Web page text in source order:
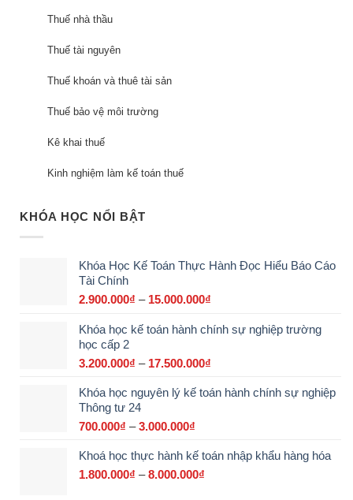
Thuế nhà thầu
Thuế tài nguyên
Thuế khoán và thuê tài sản
Thuế bảo vệ môi trường
Kê khai thuế
Kinh nghiệm làm kế toán thuế
KHÓA HỌC NỔI BẬT
Khóa Học Kế Toán Thực Hành Đọc Hiểu Báo Cáo
Tài Chính
2.900.000₫ – 15.000.000₫
từ
Khóa học kế toán hành chính sự nghiệp trường
học cấp 2
3.200.000₫ – 17.500.000₫
từ
Khóa học nguyên lý kế toán hành chính sự nghiệp
Thông tư 24
700.000₫ – 3.000.000₫
từ
700.000₫
Khoá học thực hành kế toán nhập khẩu hàng hóa
1.800.000₫ – 8.000.000₫